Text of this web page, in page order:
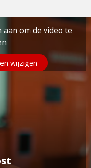
om de video te
wijzigen